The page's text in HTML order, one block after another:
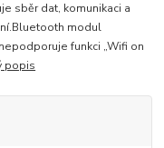
sběr dat, komunikaci a
modul
funkci „Wifi on
popis